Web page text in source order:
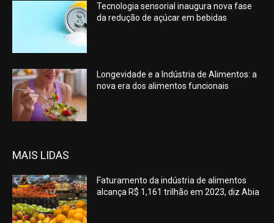
Tecnologia sensorial inaugura nova fase
da redução de açúcar em bebidas
Longevidade e a Indústria de Alimentos: a
nova era dos alimentos funcionais
MAIS LIDAS
Faturamento da indústria de alimentos
alcança R$ 1,161 trilhão em 2023, diz Abia